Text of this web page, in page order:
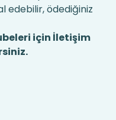
edebilir, ödediğiniz
için İletişim